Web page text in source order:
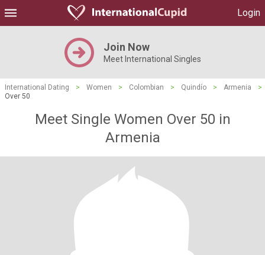
Login
Join Now
Meet International Singles
International Dating > Women > Colombian > Quindío > Armenia
>
Over 50
Meet Single Women Over 50 in
Armenia